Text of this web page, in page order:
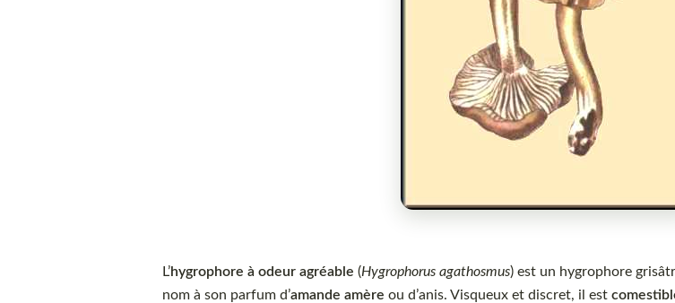
L’hygrophore à odeur agréable (Hygrophorus agathosmus) est un hygrophore
nom à son parfum d’amande amère ou d’anis. Visqueux et discret, il est